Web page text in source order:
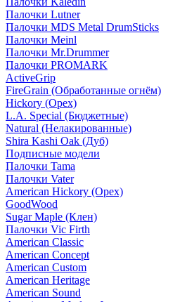
Палочки Lutner
Палочки MDS Metal DrumSticks
Палочки Meinl
Палочки Mr.Drummer
Палочки PROMARK
ActiveGrip
FireGrain (Обработанные огнём)
Hickory (Орех)
L.A. Special (Бюджетные)
Natural (Нелакированные)
Shira Kashi Oak (Дуб)
Подписные модели
Палочки Tama
Палочки Vater
American Hickory (Орех)
GoodWood
Sugar Maple (Клен)
Палочки Vic Firth
American Classic
American Concept
American Custom
American Heritage
American Sound